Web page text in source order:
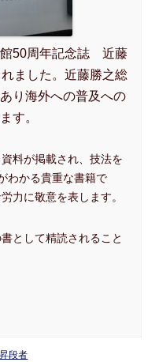
館50周年記念誌 近藤
ました。近藤勝之総
り海外への普及への
す。
料が掲載され、技法を
わかる貴重な書籍で
力に敬意を表します。
として精読されること
段者